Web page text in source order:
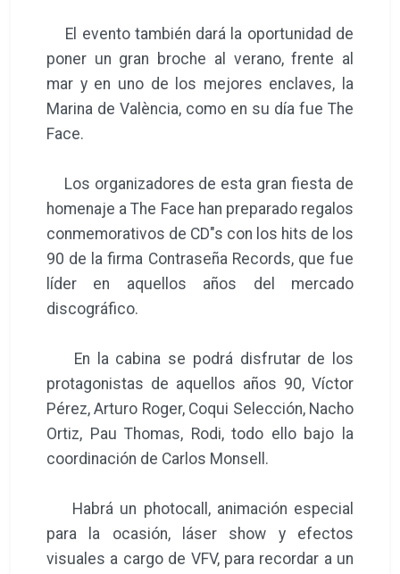
El evento también dará la oportunidad de
poner un gran broche al verano, frente al
mar y en uno de los mejores enclaves, la
Marina de València, como en su día fue The
Face.
Los organizadores de esta gran fiesta de
homenaje a The Face han preparado regalos
conmemorativos de CD"s con los hits de los
90 de la firma Contraseña Records, que fue
líder en aquellos años del mercado
discográfico.
En la cabina se podrá disfrutar de los
protagonistas de aquellos años 90, Víctor
Pérez, Arturo Roger, Coqui Selección, Nacho
Ortiz, Pau Thomas, Rodi, todo ello bajo la
coordinación de Carlos Monsell.
Habrá un photocall, animación especial
para la ocasión, láser show y efectos
visuales a cargo de VFV, para recordar a un